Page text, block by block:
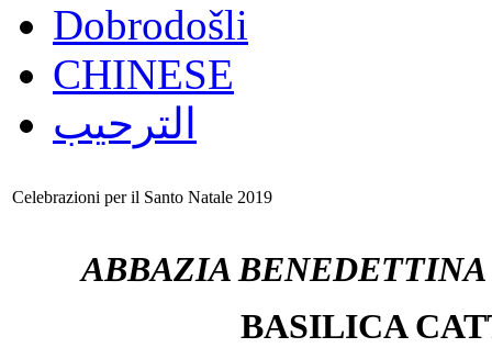
Dobrodošli
CHINESE
الترحيب
Celebrazioni per il Santo Natale 2019
ABBAZIA
BASILICA